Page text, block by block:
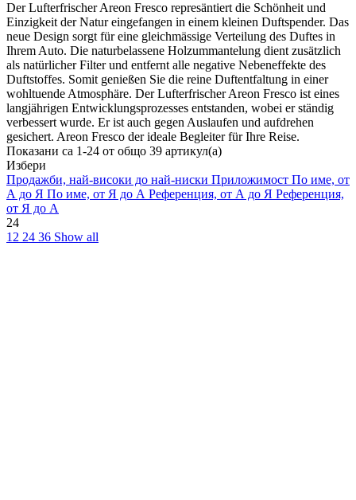
Der Lufterfrischer Areon Fresco represäntiert die Schönheit und
Einzigkeit der Natur eingefangen in einem kleinen Duftspender. Das
neue Design sorgt für eine gleichmässige Verteilung des Duftes in
Ihrem Auto. Die naturbelassene Holzummantelung dient zusätzlich
als natürlicher Filter und entfernt alle negative Nebeneffekte des
Duftstoffes. Somit genießen Sie die reine Duftentfaltung in einer
wohltuende Atmosphäre. Der Lufterfrischer Areon Fresco ist eines
langjährigen Entwicklungsprozesses entstanden, wobei er ständig
verbessert wurde. Er ist auch gegen Auslaufen und aufdrehen
gesichert. Areon Fresco der ideale Begleiter für Ihre Reise.
Показани са 1-24 от общо 39 артикул(а)
Избери
Продажби, най-високи до най-ниски Приложимост По име, от
А до Я По име, от Я до А Референция, от А до Я Референция,
от Я до А
24
12 24 36 Show all